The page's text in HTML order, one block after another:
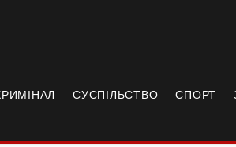
СУСПІЛЬСТВО СПОРТ